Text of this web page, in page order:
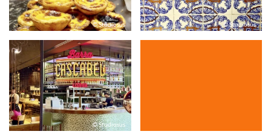
© Studiosus © Studiosus
© Studiosus